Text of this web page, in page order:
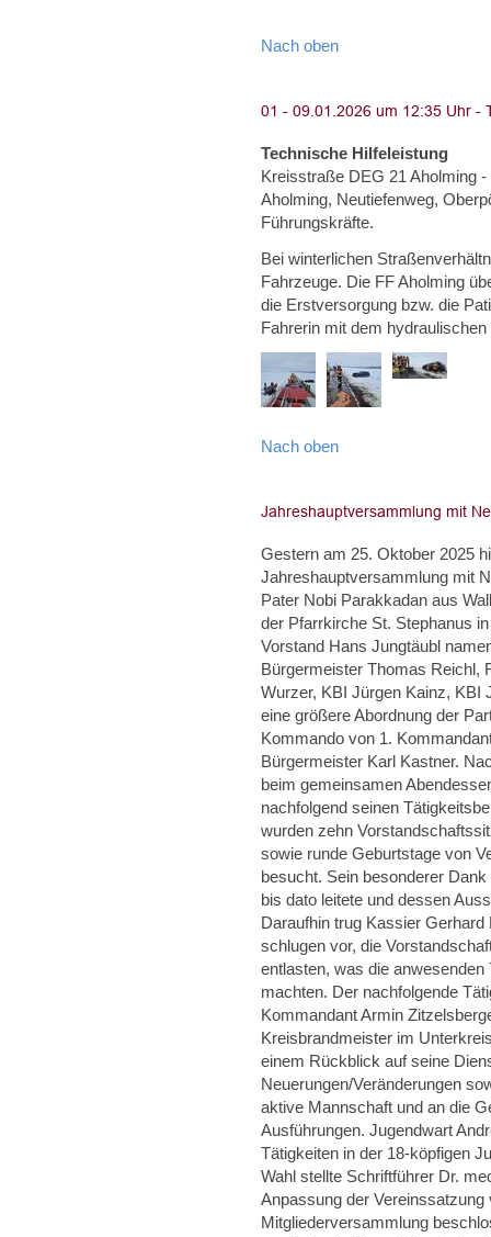
Nach oben
Technische Hilfeleistung
Kreisstraße DEG 21 Aholming
Aholming, Neutiefenweg,
Führungskräfte.
Bei winterlichen
Fahrzeuge. Die FF Aholming
die Erstversorgung bzw. die
Fahrerin mit dem
Nach oben
Gestern am 25. Oktober 2025
Jahreshauptversammlung mit
Pater Nobi Parakkadan aus
der Pfarrkirche St. Stephanus
Vorstand Hans Jungtäubl
Bürgermeister Thomas Reichl,
Wurzer, KBI Jürgen Kainz, KBI
eine größere Abordnung der
Kommando von 1.
Bürgermeister Karl Kastner.
beim gemeinsamen
nachfolgend seinen
wurden zehn
sowie runde Geburtstage von
besucht. Sein besonderer
bis dato leitete und dessen
Daraufhin trug Kassier
schlugen vor, die
entlasten, was die
machten. Der nachfolgende
Kommandant Armin
Kreisbrandmeister im
einem Rückblick auf seine
Neuerungen/Veränderungen
aktive Mannschaft und an die
Ausführungen. Jugendwart
Tätigkeiten in der 18-köpfigen
Wahl stellte Schriftführer Dr.
Anpassung der
Mitgliederversammlung